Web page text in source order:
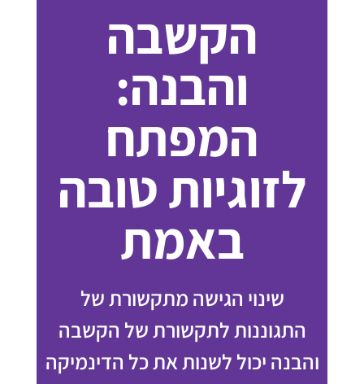
הקשבה
והבנה:
המפתח
לזוגיות טובה
באמת
שינוי הגישה מתקשורת של
התגוננות לתקשורת של הקשבה
והבנה יכול לשנות את כל הדינמיקה